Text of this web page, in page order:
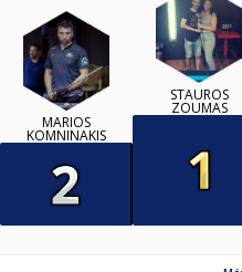
MARIOS
KOMNINAKIS
STAUROS
ZOUMAS